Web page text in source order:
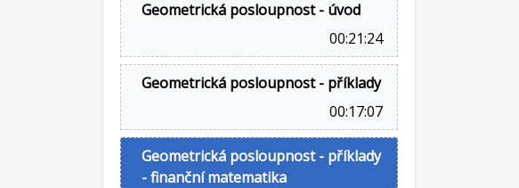
Geometrická posloupnost - úvod
00:21:24
Geometrická posloupnost - příklady
00:17:07
Geometrická posloupnost - příklady
- finanční matematika